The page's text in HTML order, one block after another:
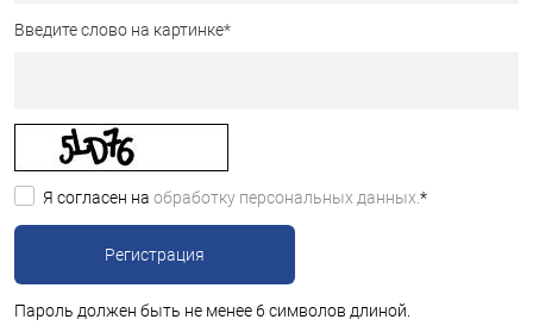
Введите слово на картинке*
Я согласен на обработку персональных данных. *
Пароль должен быть не менее 6 символов длиной.